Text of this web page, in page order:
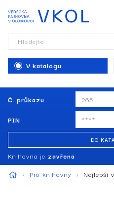
Č. průkazu
PIN
DO
Knihovna je zavřena
Hledejte
V katalogu
Pro knihovny Nejlepší